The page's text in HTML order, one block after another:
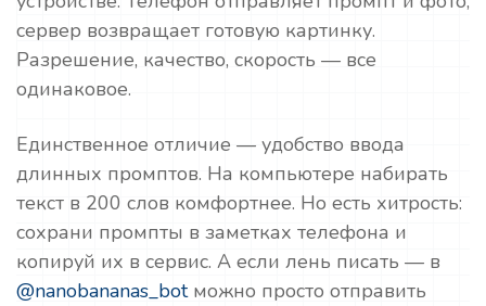
сервер возвращает готовую картинку.
Разрешение, качество, скорость — все
одинаковое.
Единственное отличие — удобство ввода
длинных промптов. На компьютере набирать
текст в 200 слов комфортнее. Но есть хитрость:
сохрани промпты в заметках телефона и
копируй их в сервис. А если лень писать — в
@nanobananas_botможно просто отправить